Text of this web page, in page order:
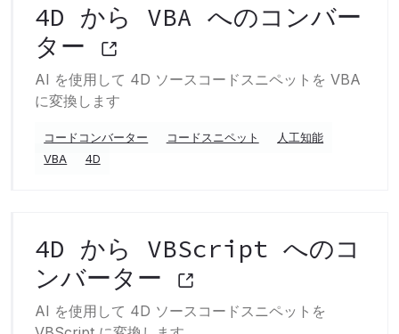
4D から VBA へのコンバー
ター
AI を使用して 4D ソースコードスニペットを VBA
に変換します
コードコンバーター コードスニペット
人工知能
VBA
4D
4D から VBScript へのコ
ンバーター
AI を使用して 4D ソースコードスニペットを